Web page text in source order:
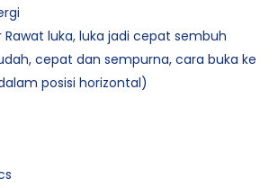
Rawat luka, luka jadi cepat sembuh
cepat dan sempurna, cara buka ke
posisi horizontal)